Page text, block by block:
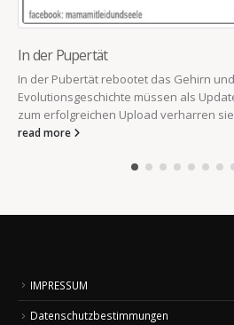
In der Pupertät
In der Pubertät rebootet das Gehirn
Evolutionsgeschichte müssen als
zum erfolgreichen Upload verharren
read more
IMPRESSUM
Datenschutzbestimmungen